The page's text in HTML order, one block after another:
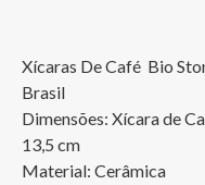
Xícaras De Café  Bio
Brasil
Dimensões: Xícara de
13,5 cm
Material: Cerâmica